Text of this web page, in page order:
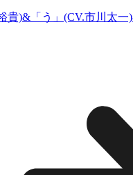
貴)&「う」(CV.市川太一